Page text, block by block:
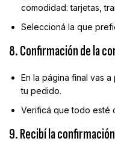
comodidad: tarjetas,
Seleccioná la que
8. Confirmación de la
En la página final vas
tu pedido.
Verificá que todo esté
9. Recibí la